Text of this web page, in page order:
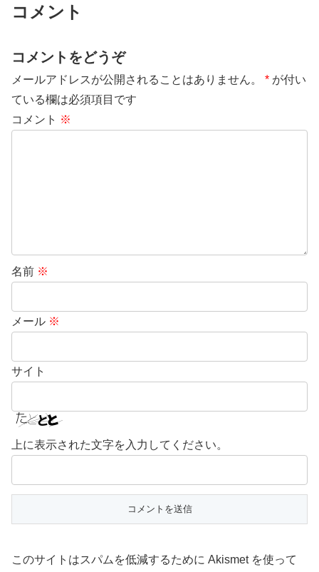
コメント
コメントをどうぞ
メールアドレスが公開されることはありません。 * が付い
ている欄は必須項目です
コメント ※
名前 ※
メール ※
サイト
上に表示された文字を入力してください。
このサイトはスパムを低減するために Akismet を使って